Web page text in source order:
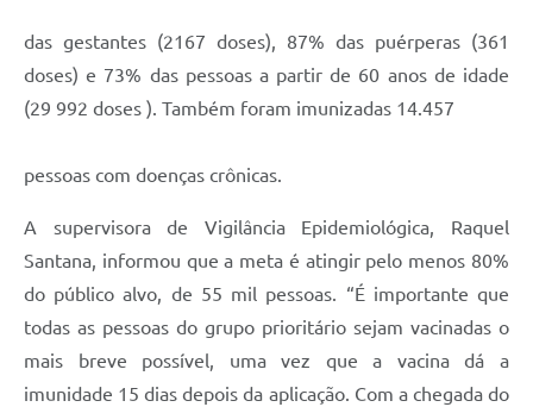
das gestantes (2167 doses), 87% das puérperas (361
doses) e 73% das pessoas a partir de 60 anos de idade
(29 992 doses ). Também foram imunizadas 14.457
pessoas com doenças crônicas.
A supervisora de Vigilância Epidemiológica, Raquel
Santana, informou que a meta é atingir pelo menos 80%
do público alvo, de 55 mil pessoas. “É importante que
todas as pessoas do grupo prioritário sejam vacinadas o
mais breve possível, uma vez que a vacina dá a
imunidade 15 dias depois da aplicação. Com a chegada do